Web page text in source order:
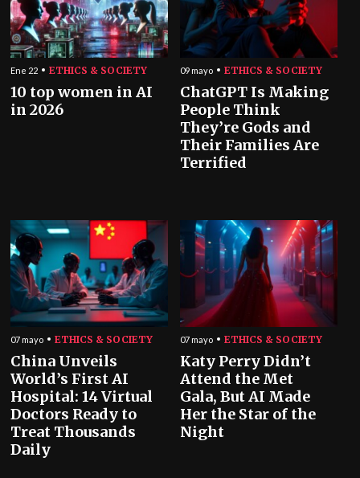
Ene 22 ETHICS & SOCIETY
10 top women in AI
in 2026
09 mayo ETHICS & SOCIETY
ChatGPT Is Making
People Think
They’re Gods and
Their Families Are
Terrified
07 mayo ETHICS & SOCIETY
China Unveils
World’s First AI
Hospital: 14 Virtual
Doctors Ready to
Treat Thousands
Daily
07 mayo ETHICS & SOCIETY
Katy Perry Didn’t
Attend the Met
Gala, But AI Made
Her the Star of the
Night